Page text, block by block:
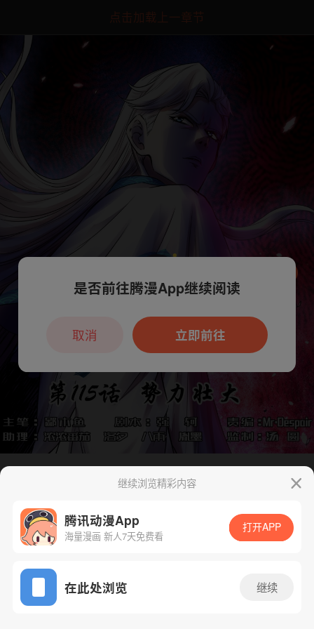
点击加载上一章节
App免费看
腾漫App免费看
继续浏览精彩内容
腾讯动漫App
海量漫画 新人7天免费看
打开APP
在此处浏览 继续
本章节仅支持App阅读，可打开App新用
户7天免费看
是否前往腾漫App继续阅读
立即前往
取消